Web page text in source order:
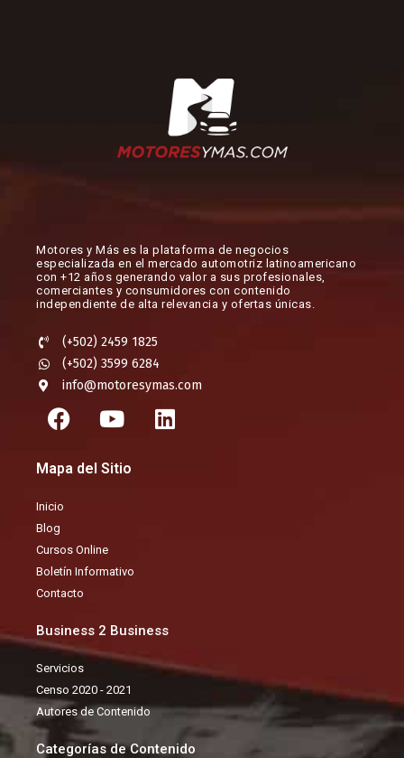
Motores y Más es la plataforma de negocios
especializada en el mercado automotriz latinoamericano
con +12 años generando valor a sus profesionales,
comerciantes y consumidores con contenido
independiente de alta relevancia y ofertas únicas.​
(+502) 2459 1825
(+502) 3599 6284
info@motoresymas.com
F
a
e
o
o
k
Y
o
t
L
i
Mapa del Sitio
Inicio
Blog
Cursos Online
Boletín Informativo
Contacto
Business 2 Business
Servicios
Censo 2020 - 2021
Autores de Contenido
Categorías de Contenido